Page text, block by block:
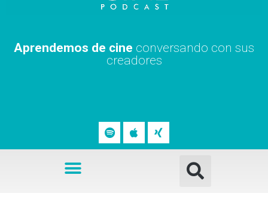
Aprendemos de cine conversando con sus
creadores
o
t
i
p
l
e
n
g
Menú